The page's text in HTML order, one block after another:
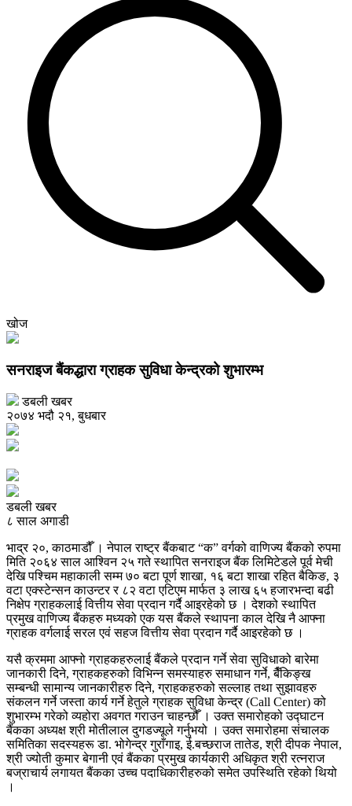
खोज
सनराइज बैंकद्धारा ग्राहक सुविधा केन्द्रको शुभारम्भ
डबली खबर
२०७४ भदौ २१, बुधबार
डबली खबर
८ साल अगाडी
भाद्र २०, काठमाडौँ । नेपाल राष्ट्र बैंकबाट “क” वर्गको वाणिज्य बैंकको रुपमा
मिति २०६४ साल आश्विन २५ गते स्थापित सनराइज बैंक लिमिटेडले पूर्व मेची
देखि पश्चिम महाकाली सम्म ७० बटा पूर्ण शाखा, १६ बटा शाखा रहित बैकिङ, ३
वटा एक्स्टेन्सन काउन्टर र ८२ वटा एटिएम मार्फत ३ लाख ६५ हजारभन्दा बढी
निक्षेप ग्राहकलाई वित्तीय सेवा प्रदान गर्दै आइरहेको छ । देशको स्थापित
प्रमुख वाणिज्य बैंकहरु मध्यको एक यस बैंकले स्थापना काल देखि नै आफ्ना
ग्राहक वर्गलाई सरल एवं सहज वित्तीय सेवा प्रदान गर्दै आइरहेको छ ।
यसै क्रममा आफ्नो ग्राहकहरुलाई बैंकले प्रदान गर्ने सेवा सुविधाको बारेमा
जानकारी दिने, ग्राहकहरुको विभिन्न समस्याहरु समाधान गर्ने, बैँकिङ्ख
सम्बन्धी सामान्य जानकारीहरु दिने, ग्राहकहरुको सल्लाह तथा सुझावहरु
संकलन गर्ने जस्ता कार्य गर्ने हेतुले ग्राहक सुविधा केन्द्र (Call Center) को
शुभारम्भ गरेको व्यहोरा अवगत गराउन चाहन्छौँ । उक्त समारोहको उद्घाटन
बैंकका अध्यक्ष श्री मोतीलाल दुगडज्यूले गर्नुभयो । उक्त समारोहमा संचालक
समितिका सदस्यहरू डा. भोगेन्द्र गुराँगाइ, ई.बच्छराज तातेड, श्री दीपक नेपाल,
श्री ज्योती कुमार बेगानी एवं बैंकका प्रमुख कार्यकारी अधिकृत श्री रत्नराज
बज्राचार्य लगायत बैंकका उच्च पदाधिकारीहरुको समेत उपस्थिति रहेको थियो
।